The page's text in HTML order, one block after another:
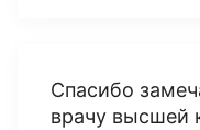
Спасибо
врачу высшей